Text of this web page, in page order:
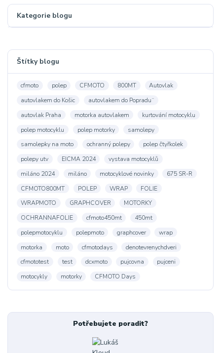
Kategorie blogu
Štítky blogu
cfmoto polep CFMOTO 800MT
Autovlak
autovlakem do Košic
autovlakem do Popradu¨
autovlak Praha
motorka autovlakem
kurtování motocyklu
polep motocyklu
polep motorky
samolepy
samolepky na moto
ochranný polepy
polep čtyřkolek
polepy utv
EICMA 2024
vystava motocyklů
miláno 2024
miláno motocyklové novinky
675 SR-R
CFMOTO800MT
POLEP WRAP
FOLIE
WRAPMOTO
GRAPHCOVER
MOTORKY
OCHRANNAFOLIE
cfmoto450mt
450mt
polepmotocyklu
polepmoto graphcover
wrap
motorka
moto cfmotodays
denotevrenychdveri
cfmototest
test dcxmoto pujcovna
pujceni
motocykly
motorky CFMOTO Days
Potřebujete poradit?